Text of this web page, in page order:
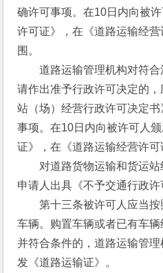
确许可事项。在10日内向被
许可证》，在《道路运输经
围。
道路运输管理机构对符合
请作出准予行政许可决定的
站（场）经营行政许可决定
事项。在10日内向被许可人
证》，在《道路运输经营许可
对道路货物运输和货运站
申请人出具《不予交通行政许
第十三条被许可人应当按
车辆。购置车辆或者已有车
并符合条件的，道路运输管
发《道路运输证》。